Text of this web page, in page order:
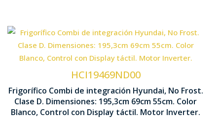
HCI19469ND00
Frigorífico Combi de integración Hyundai, No Frost.
Clase D. Dimensiones: 195,3cm 69cm 55cm. Color
Blanco, Control con Display táctil. Motor Inverter.
Tecnología No Frost
Ventilación Multi Air Flow
Motor Inverter 1953 x